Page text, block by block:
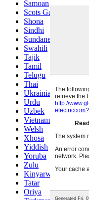
Samoan
Scots Gaelic
Shona
Sindhi
Sundanese
Swahili
Tajik
Tamil
Telugu
Thai
Ukrainian
Urdu
Uzbek
Vietnamese
Welsh
Xhosa
Yiddish
Yoruba
Zulu
Kinyarwanda
Tatar
Oriya